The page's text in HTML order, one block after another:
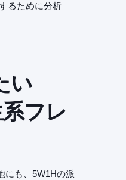
るために分析
い
フレ
にも、5W1Hの派